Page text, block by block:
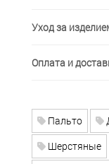
Уход за
Оплата и
Пальто
Шерстяные